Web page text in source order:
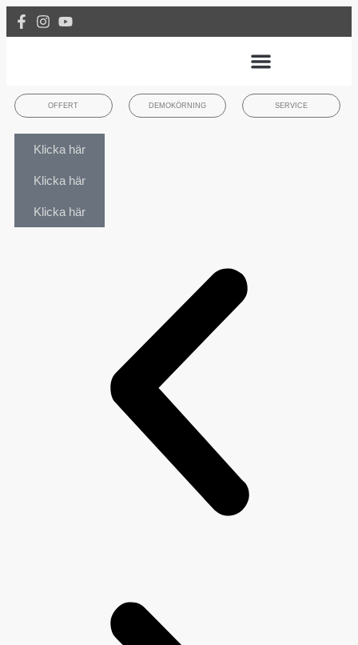
OFFERT DEMOKÖRNING SERVICE
Klicka här
Klicka här
Klicka här